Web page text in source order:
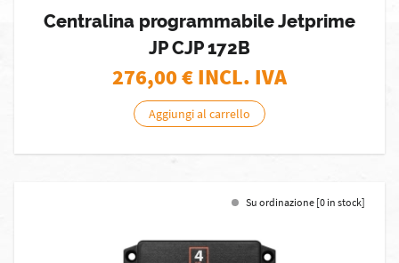
Centralina programmabile Jetprime
JP CJP 172B
276,00€ INCL. IVA
Aggiungi al carrello
Su ordinazione [0 in stock]